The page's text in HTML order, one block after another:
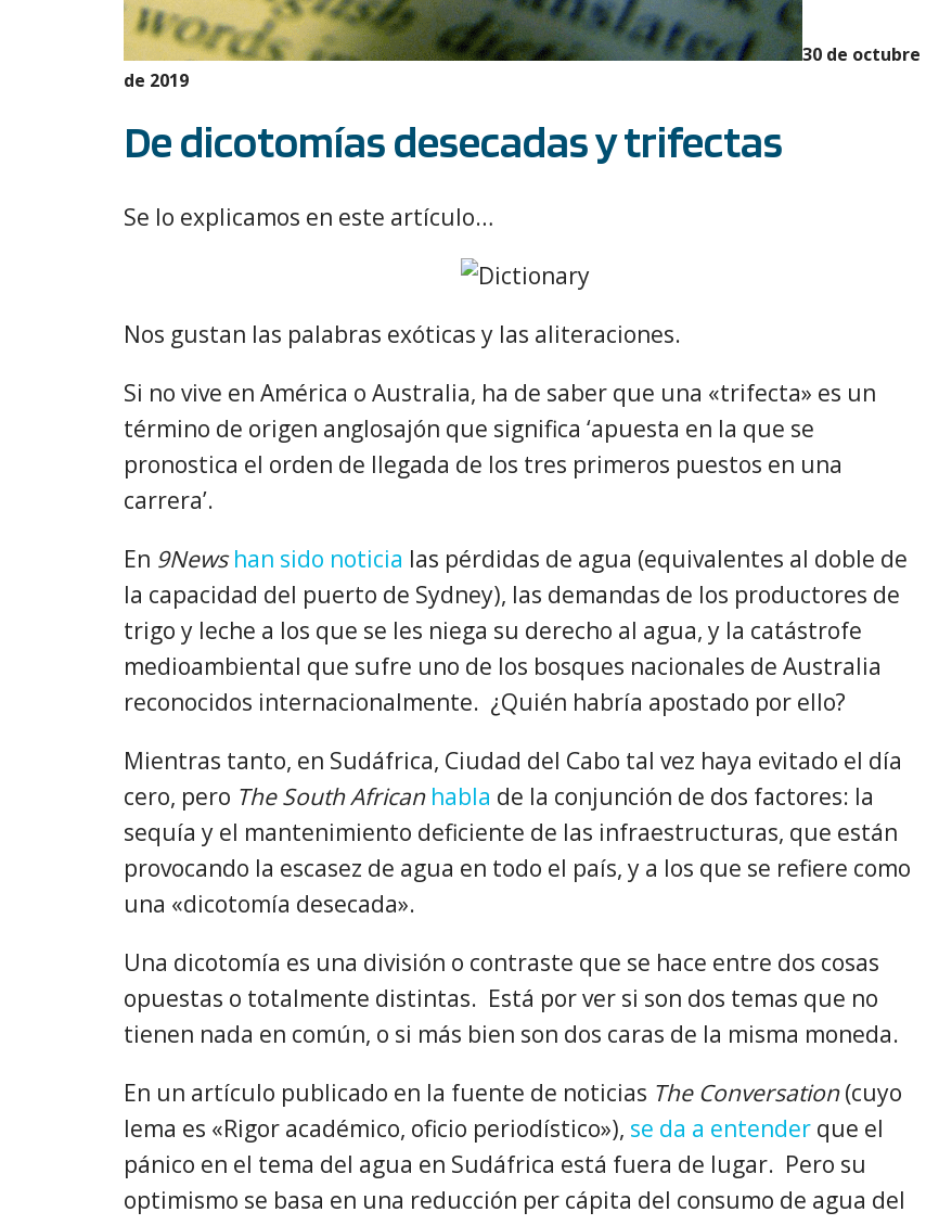
30 de octubre
de 2019
De dicotomías desecadas y trifectas
Se lo explicamos en este artículo…
Nos gustan las palabras exóticas y las aliteraciones.
Si no vive en América o Australia, ha de saber que una «trifecta» es un
término de origen anglosajón que significa ‘apuesta en la que se
pronostica el orden de llegada de los tres primeros puestos en una
carrera’.
En 9News han sido noticia las pérdidas de agua (equivalentes al doble de
la capacidad del puerto de Sydney), las demandas de los productores de
trigo y leche a los que se les niega su derecho al agua, y la catástrofe
medioambiental que sufre uno de los bosques nacionales de Australia
reconocidos internacionalmente. ¿Quién habría apostado por ello?
Mientras tanto, en Sudáfrica, Ciudad del Cabo tal vez haya evitado el día
cero, pero The South African habla de la conjunción de dos factores: la
sequía y el mantenimiento deficiente de las infraestructuras, que están
provocando la escasez de agua en todo el país, y a los que se refiere como
una «dicotomía desecada».
Una dicotomía es una división o contraste que se hace entre dos cosas
opuestas o totalmente distintas. Está por ver si son dos temas que no
tienen nada en común, o si más bien son dos caras de la misma moneda.
En un artículo publicado en la fuente de noticias The Conversation(cuyo
lema es «Rigor académico, oficio periodístico»), se da a entender que el
pánico en el tema del agua en Sudáfrica está fuera de lugar. Pero su
optimismo se basa en una reducción per cápita del consumo de agua del